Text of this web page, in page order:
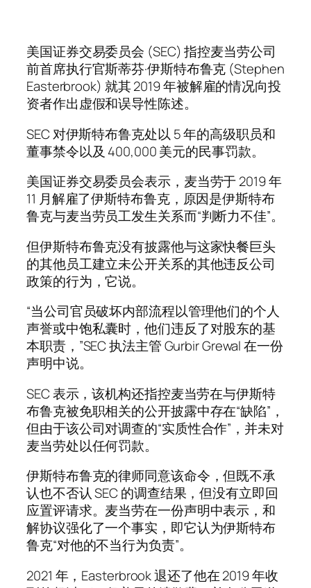
美国证券交易委员会 (SEC) 指控麦当劳公司
前首席执行官斯蒂芬·伊斯特布鲁克 (Stephen
Easterbrook) 就其 2019 年被解雇的情况向投
资者作出虚假和误导性陈述。
SEC 对伊斯特布鲁克处以 5 年的高级职员和
董事禁令以及 400,000 美元的民事罚款。
美国证券交易委员会表示，麦当劳于 2019 年
11 月解雇了伊斯特布鲁克，原因是伊斯特布
鲁克与麦当劳员工发生关系而“判断力不佳”。
但伊斯特布鲁克没有披露他与这家快餐巨头
的其他员工建立未公开关系的其他违反公司
政策的行为，它说。
“当公司官员破坏内部流程以管理他们的个人
声誉或中饱私囊时，他们违反了对股东的基
本职责，”SEC 执法主管 Gurbir Grewal 在一份
声明中说。
SEC 表示，该机构还指控麦当劳在与伊斯特
布鲁克被免职相关的公开披露中存在“缺陷”，
但由于该公司对调查的“实质性合作”，并未对
麦当劳处以任何罚款。
伊斯特布鲁克的律师同意该命令，但既不承
认也不否认 SEC 的调查结果，但没有立即回
应置评请求。麦当劳在一份声明中表示，和
解协议强化了一个事实，即它认为伊斯特布
鲁克“对他的不当行为负责”。
2021 年，Easterbrook 退还了他在 2019 年收